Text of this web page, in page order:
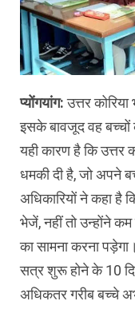
प्योंगयांग:उत्तर
इसके बावजूद वह बच्चों
यही कारण है कि उत्तर
धमकी दी है, जो अपने
अधिकारियों ने कहा
भेजें, नहीं तो उन्होंने
का सामना करना
सत्र शुरू होने के 10
अधिकतर गरीब बच्चे